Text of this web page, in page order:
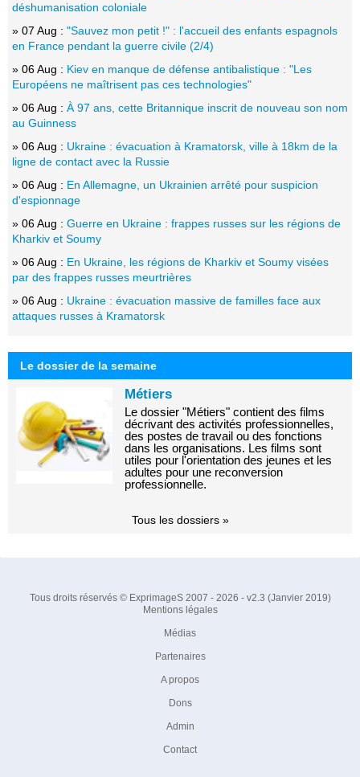
déshumanisation coloniale
» 07 Aug : "Sauvez mon petit !" : l'accueil des enfants espagnols
en France pendant la guerre civile (2/4)
» 06 Aug : Kiev en manque de défense antibalistique : "Les
Européens ne maîtrisent pas ces technologies"
» 06 Aug : À 97 ans, cette Britannique inscrit de nouveau son nom
au Guinness
» 06 Aug : Ukraine : évacuation à Kramatorsk, ville à 18km de la
ligne de contact avec la Russie
» 06 Aug : En Allemagne, un Ukrainien arrêté pour suspicion
d'espionnage
» 06 Aug : Guerre en Ukraine : frappes russes sur les régions de
Kharkiv et Soumy
» 06 Aug : En Ukraine, les régions de Kharkiv et Soumy visées
par des frappes russes meurtrières
» 06 Aug : Ukraine : évacuation massive de familles face aux
attaques russes à Kramatorsk
Le dossier de la semaine
Métiers
Le dossier "Métiers" contient des films
décrivant des activités professionnelles,
des postes de travail ou des fonctions
dans les organisations. Les films sont
utiles pour l'orientation des jeunes et les
adultes pour une reconversion
professionnelle.
Tous les dossiers »
Tous droits réservés © ExprimageS 2007 - 2026 - v2.3 (Janvier 2019)
Mentions légales
Médias
Partenaires
A propos
Dons
Admin
Contact